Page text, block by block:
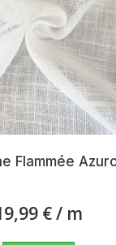
Flammée
€/ m